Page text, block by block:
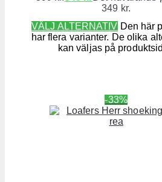
349 kr.
VÄLJ ALTERNATIV Den här
har flera varianter. De olika
kan väljas på
-33%